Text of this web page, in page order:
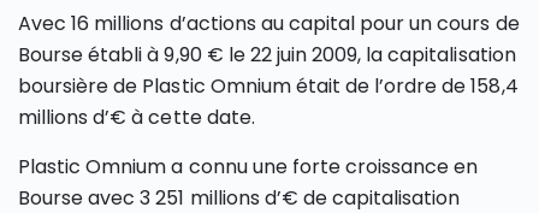
Avec 16 millions d’actions au capital pour un cours de
Bourse établi à 9,90 € le 22 juin 2009, la capitalisation
boursière de Plastic Omnium était de l’ordre de 158,4
millions d’€ à cette date.
Plastic Omnium a connu une forte croissance en
Bourse avec 3 251 millions d’€ de capitalisation